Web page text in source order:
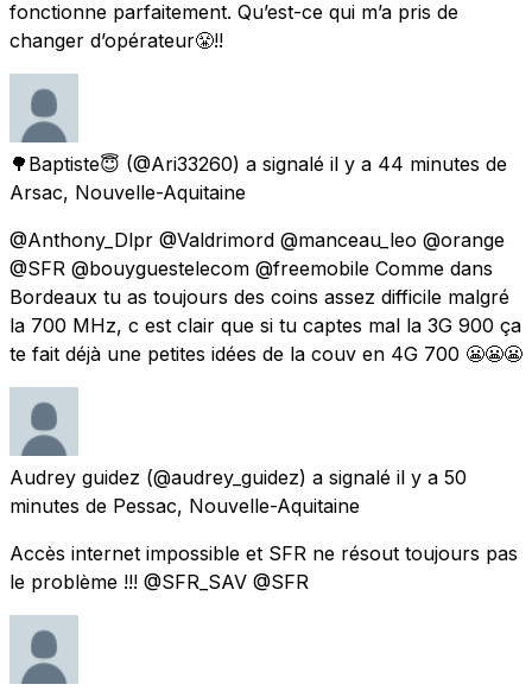
fonctionne parfaitement. Qu’est-ce qui m’a pris de
changer d’opérateur😤!!
🌳Baptiste😇 (@Ari33260) a signalé il y a 44 minutes de
Arsac, Nouvelle-Aquitaine
@Anthony_Dlpr @Valdrimord @manceau_leo @orange
@SFR @bouyguestelecom @freemobile Comme dans
Bordeaux tu as toujours des coins assez difficile malgré
la 700 MHz, c est clair que si tu captes mal la 3G 900 ça
te fait déjà une petites idées de la couv en 4G 700 😬😬😬
Audrey guidez (@audrey_guidez) a signalé il y a 50
minutes de Pessac, Nouvelle-Aquitaine
Accès internet impossible et SFR ne résout toujours pas
le problème !!! @SFR_SAV @SFR